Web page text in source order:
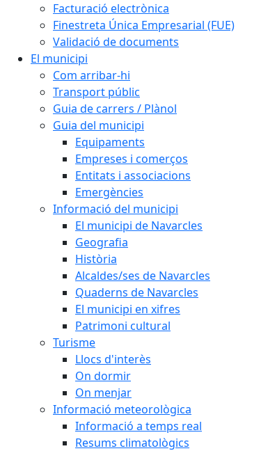
Facturació electrònica
Finestreta Única Empresarial (FUE)
Validació de documents
El municipi
Com arribar-hi
Transport públic
Guia de carrers / Plànol
Guia del municipi
Equipaments
Empreses i comerços
Entitats i associacions
Emergències
Informació del municipi
El municipi de Navarcles
Geografia
Història
Alcaldes/ses de Navarcles
Quaderns de Navarcles
El municipi en xifres
Patrimoni cultural
Turisme
Llocs d'interès
On dormir
On menjar
Informació meteorològica
Informació a temps real
Resums climatològics